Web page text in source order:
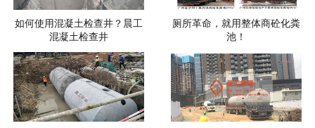
如何使用混凝土检查井？晨工
混凝土检查井
厕所革命，就用整体商砼化粪
池！